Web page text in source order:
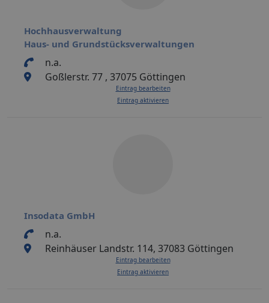
Hochhausverwaltung
Haus- und Grundstücksverwaltungen
n.a.
Goßlerstr. 77 , 37075 Göttingen
Eintrag bearbeiten
Eintrag aktivieren
Insodata GmbH
n.a.
Reinhäuser Landstr. 114, 37083 Göttingen
Eintrag bearbeiten
Eintrag aktivieren